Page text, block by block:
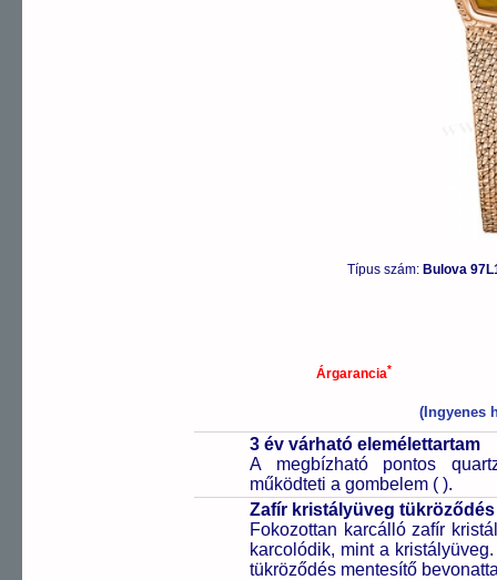
Típus szám: Bulova
Árgarancia*
(Ingyenes
3 év várható elemélettartam
A megbízható pontos
működteti a gombelem ( ).
Zafír kristályüveg
Fokozottan karcálló zafír
karcolódik, mint a
tükröződés mentesítő